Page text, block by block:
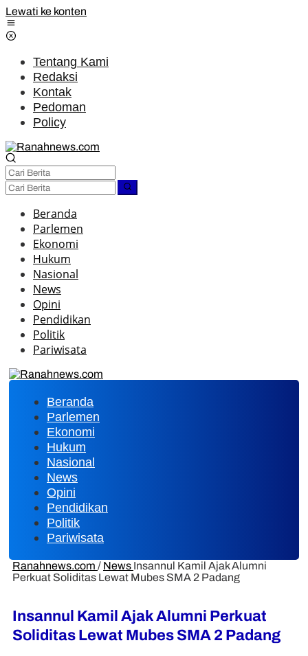
Lewati ke konten
Tentang Kami
Redaksi
Kontak
Pedoman
Policy
Beranda
Parlemen
Ekonomi
Hukum
Nasional
News
Opini
Pendidikan
Politik
Pariwisata
Beranda
Parlemen
Ekonomi
Hukum
Nasional
News
Opini
Pendidikan
Politik
Pariwisata
Ranahnews.com / News Insannul Kamil Ajak Alumni
Perkuat Soliditas Lewat Mubes SMA 2 Padang
Insannul Kamil Ajak Alumni Perkuat
Soliditas Lewat Mubes SMA 2 Padang